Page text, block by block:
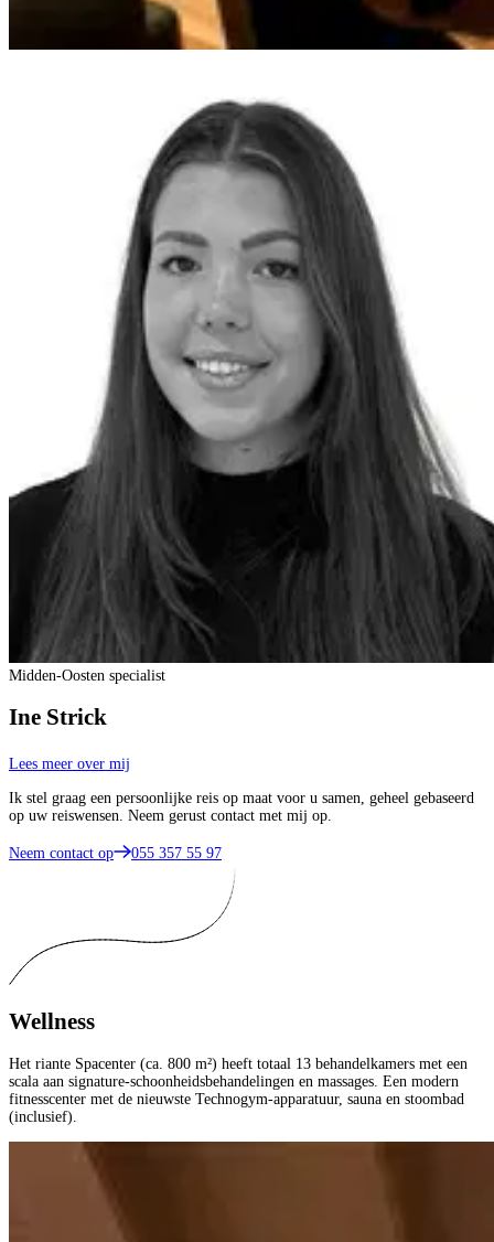
Midden-Oosten specialist
Ine Strick
Lees meer over mij
Ik stel graag een persoonlijke reis op maat voor u samen, geheel gebaseerd
op uw reiswensen. Neem gerust contact met mij op.
Neem contact op 055 357 55 97
Wellness
Het riante Spacenter (ca. 800 m²) heeft totaal 13 behandelkamers met een
scala aan signature-schoonheidsbehandelingen en massages. Een modern
fitnesscenter met de nieuwste Technogym-apparatuur, sauna en stoombad
(inclusief).